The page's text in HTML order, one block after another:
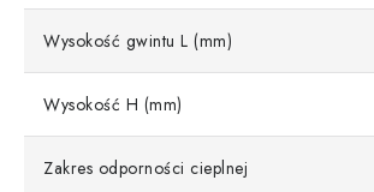
Wysokość gwintu L (mm)
Wysokość H (mm)
Zakres odporności cieplnej